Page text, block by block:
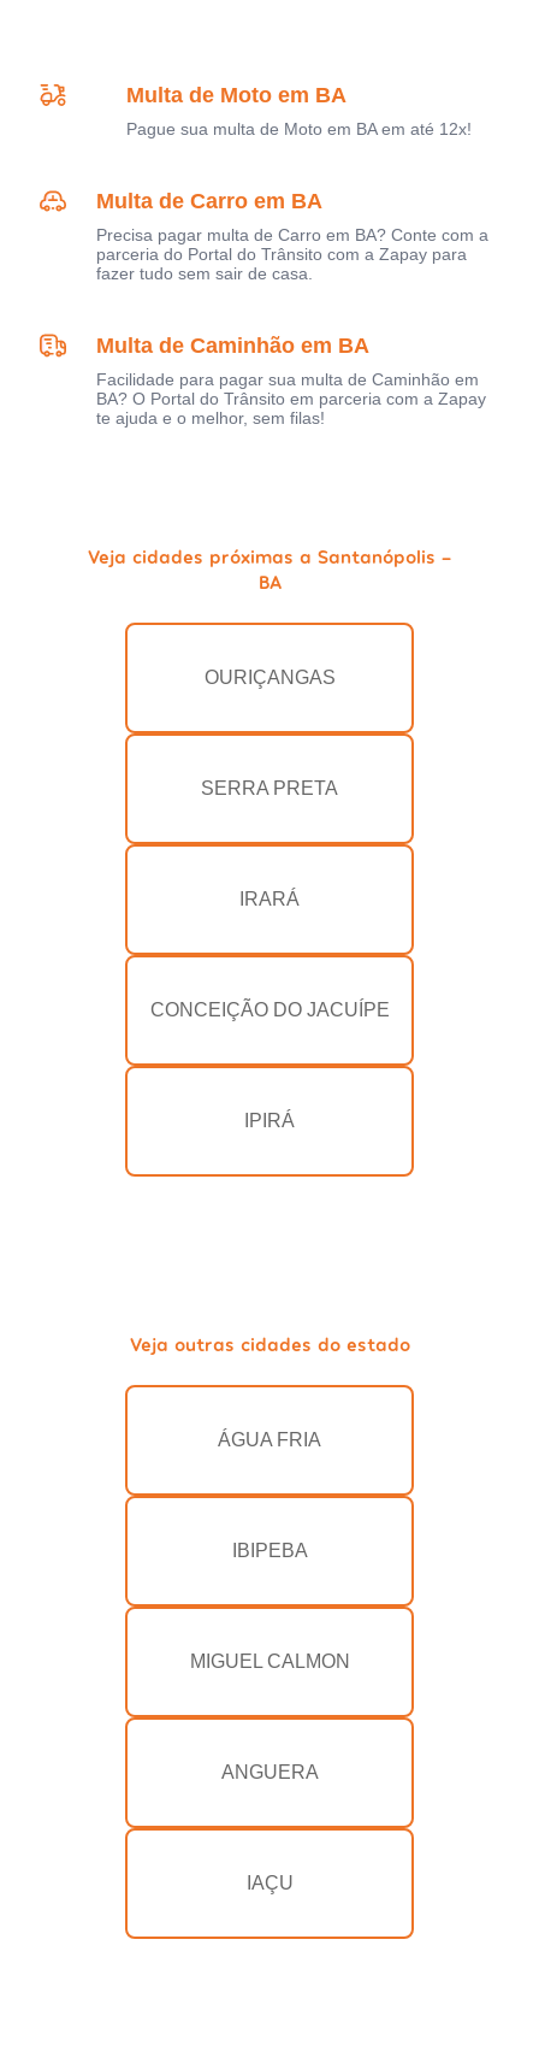
Multa de Moto em BA
Pague sua multa de Moto em BA em até 12x!
Multa de Carro em BA
Precisa pagar multa de Carro em BA? Conte com a
parceria do Portal do Trânsito com a Zapay para
fazer tudo sem sair de casa.
Multa de Caminhão em BA
Facilidade para pagar sua multa de Caminhão em
BA? O Portal do Trânsito em parceria com a Zapay
te ajuda e o melhor, sem filas!
Veja cidades próximas a Santanópolis -
BA
OURIÇANGAS
SERRA PRETA
IRARÁ
CONCEIÇÃO DO JACUÍPE
IPIRÁ
Veja outras cidades do estado
ÁGUA FRIA
IBIPEBA
MIGUEL CALMON
ANGUERA
IAÇU